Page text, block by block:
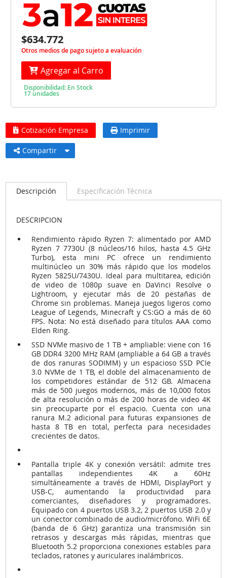
$634.772
Otros medios de pago sujeto a evaluación
Agregar al Carro
Disponibilidad: En Stock
17 unidades
Cotización Empresa Imprimir
Compartir
Descripción Especificación Técnica
DESCRIPCION
Rendimiento rápido Ryzen 7: alimentado por AMD
Ryzen 7 7730U (8 núcleos/16 hilos, hasta 4.5 GHz
Turbo), esta mini PC ofrece un rendimiento
multinúcleo un 30% más rápido que los modelos
Ryzen 5825U/7430U. Ideal para multitarea, edición
de video de 1080p suave en DaVinci Resolve o
Lightroom, y ejecutar más de 20 pestañas de
Chrome sin problemas. Maneja juegos ligeros como
League of Legends, Minecraft y CS:GO a más de 60
FPS. Nota: No está diseñado para títulos AAA como
Elden Ring.
SSD NVMe masivo de 1 TB + ampliable: viene con 16
GB DDR4 3200 MHz RAM (ampliable a 64 GB a través
de dos ranuras SODIMM) y un espacioso SSD PCIe
3.0 NVMe de 1 TB, el doble del almacenamiento de
los competidores estándar de 512 GB. Almacena
más de 500 juegos modernos, más de 10,000 fotos
de alta resolución o más de 200 horas de video 4K
sin preocuparte por el espacio. Cuenta con una
ranura M.2 adicional para futuras expansiones de
hasta 8 TB en total, perfecta para necesidades
crecientes de datos.
Pantalla triple 4K y conexión versátil: admite tres
pantallas independientes 4K a 60Hz
simultáneamente a través de HDMI, DisplayPort y
USB-C, aumentando la productividad para
comerciantes, diseñadores y programadores.
Equipado con 4 puertos USB 3.2, 2 puertos USB 2.0 y
un conector combinado de audio/micrófono. WiFi 6E
(banda de 6 GHz) garantiza una transmisión sin
retrasos y descargas más rápidas, mientras que
Bluetooth 5.2 proporciona conexiones estables para
teclados, ratones y auriculares inalámbricos.